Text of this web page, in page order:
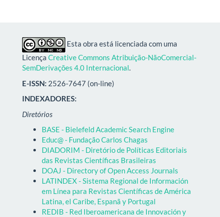
Esta obra está licenciada com uma
Licença Creative Commons Atribuição-NãoComercial-
SemDerivações 4.0 Internacional.
E-ISSN: 2526-7647 (on-line)
INDEXADORES:
Diretórios
BASE - Bielefeld Academic Search Engine
Educ@ - Fundação Carlos Chagas
DIADORIM - Diretório de Políticas Editoriais
das Revistas Científicas Brasileiras
DOAJ - Directory of Open Access Journals
LATINDEX - Sistema Regional de Información
em Línea para Revistas Científicas de América
Latina, el Caribe, Espanã y Portugal
REDIB - Red Iberoamericana de Innovación y